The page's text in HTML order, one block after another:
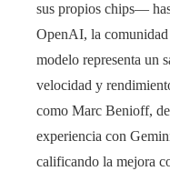
sus propios chips—
OpenAI, la
modelo representa un
velocidad y
como Marc Benioff,
experiencia con
calificando la mejora